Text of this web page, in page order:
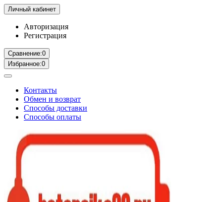
Личный кабинет
Авторизация
Регистрация
Сравнение:0
Избранное:0
Контакты
Обмен и возврат
Способы доставки
Способы оплаты